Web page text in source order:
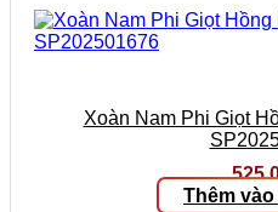
Xoàn Nam Phi Giọt
Thêm